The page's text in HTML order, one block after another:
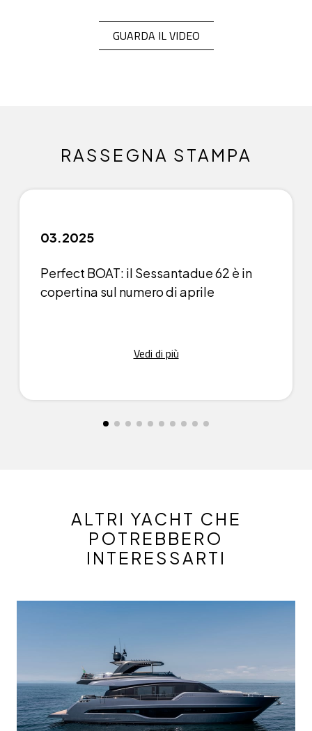
GUARDA IL VIDEO
RASSEGNA STAMPA
03.2025
Perfect BOAT: il Sessantadue 62 è in
copertina sul numero di aprile
Vedi di più
ALTRI YACHT CHE
POTREBBERO
INTERESSARTI